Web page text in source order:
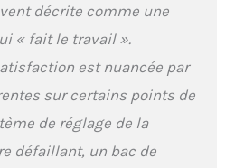
Le guidon
ergonomique et
poignée de transport
facilitent son
rangement. CONÇU
POUR LA DURABILITÉ -
décrite comme une
« fait le travail ».
est nuancée par
sur certains points de
de réglage de la
défaillant, un bac de